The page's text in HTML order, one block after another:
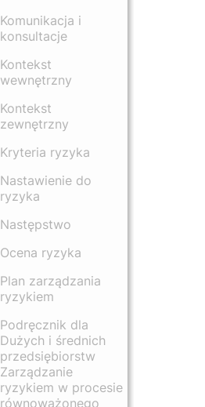
Komunikacja i
konsultacje
Kontekst
wewnętrzny
Kontekst
zewnętrzny
Kryteria ryzyka
Nastawienie do
ryzyka
Następstwo
Ocena ryzyka
Plan zarządzania
ryzykiem
Podręcznik dla
Dużych i średnich
przedsiębiorstw
Zarządzanie
ryzykiem w procesie
równoważonego